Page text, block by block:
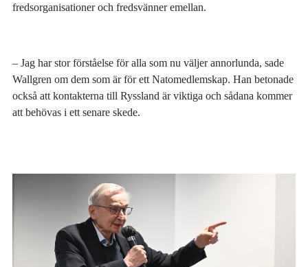
fredsorganisationer och fredsvänner emellan.
– Jag har stor förståelse för alla som nu väljer annorlunda, sade
Wallgren om dem som är för ett Natomedlemskap. Han betonade
också att kontakterna till Ryssland är viktiga och sådana kommer
att behövas i ett senare skede.